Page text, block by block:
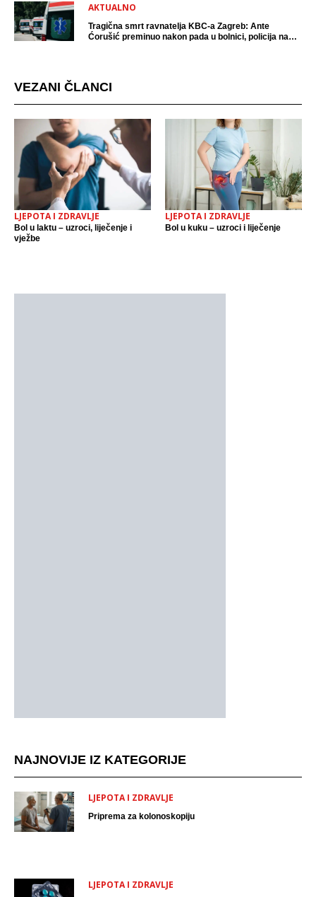
AKTUALNO
Tragična smrt ravnatelja KBC-a Zagreb: Ante
Ćorušić preminuo nakon pada u bolnici, policija na
VEZANI ČLANCI
LJEPOTA I ZDRAVLJE
Bol u laktu – uzroci, liječenje i
vježbe
LJEPOTA I ZDRAVLJE
Bol u kuku – uzroci i liječenje
NAJNOVIJE IZ KATEGORIJE
LJEPOTA I ZDRAVLJE
Priprema za kolonoskopiju
LJEPOTA I ZDRAVLJE